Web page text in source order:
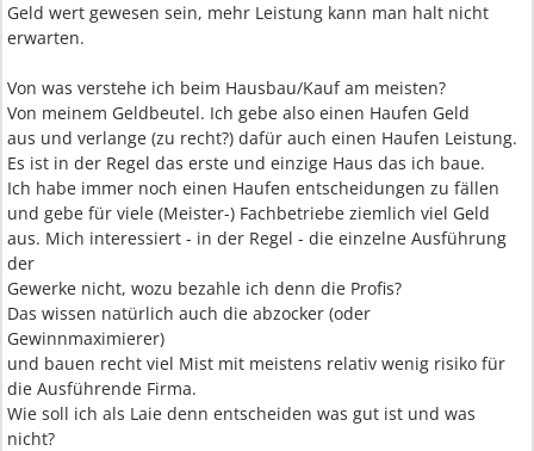
Geld wert gewesen sein, mehr Leistung kann man halt nicht
erwarten.
Von was verstehe ich beim Hausbau/Kauf am meisten?
Von meinem Geldbeutel. Ich gebe also einen Haufen Geld
aus und verlange (zu recht?) dafür auch einen Haufen Leistung.
Es ist in der Regel das erste und einzige Haus das ich baue.
Ich habe immer noch einen Haufen entscheidungen zu fällen
und gebe für viele (Meister-) Fachbetriebe ziemlich viel Geld
aus. Mich interessiert - in der Regel - die einzelne Ausführung
der
Gewerke nicht, wozu bezahle ich denn die Profis?
Das wissen natürlich auch die abzocker (oder
Gewinnmaximierer)
und bauen recht viel Mist mit meistens relativ wenig risiko für
die Ausführende Firma.
Wie soll ich als Laie denn entscheiden was gut ist und was
nicht?